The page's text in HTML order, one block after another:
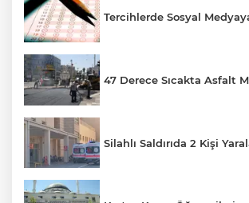
Tercihlerde Sosyal
47 Derece Sıcakta Asfalt
Silahlı Saldırıda 2 Kişi